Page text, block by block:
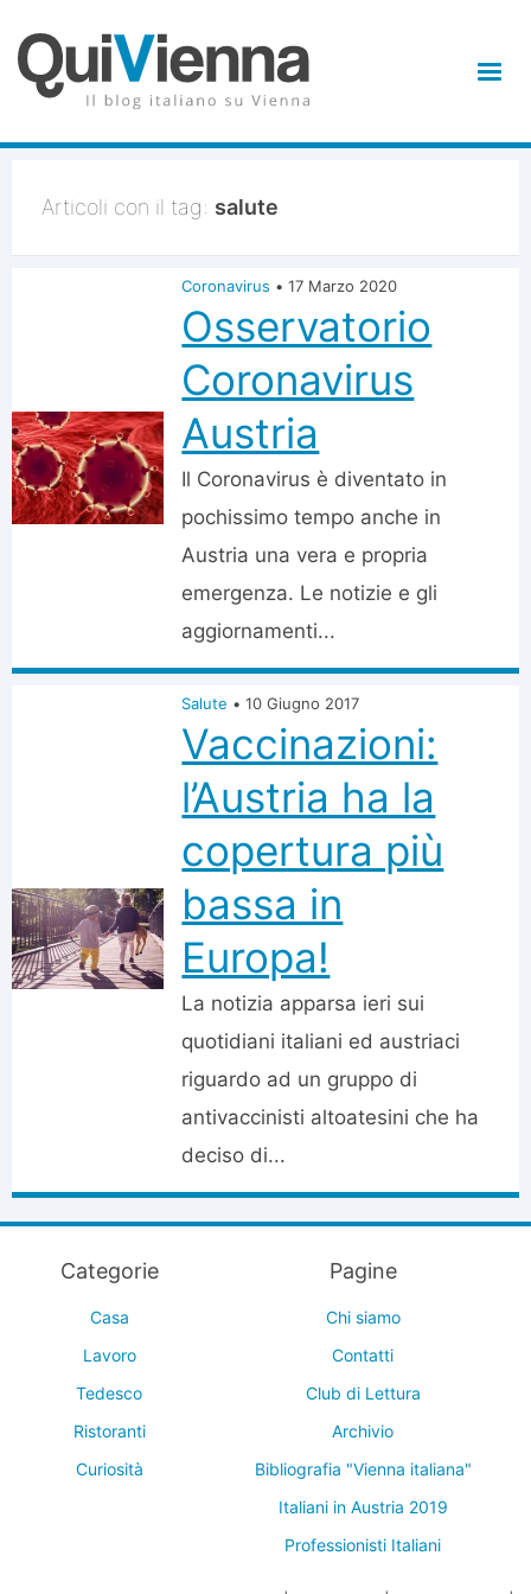
Articoli con il tag: salute
Coronavirus • 17 Marzo 2020
Osservatorio
Coronavirus
Austria
Il Coronavirus è diventato in
pochissimo tempo anche in
Austria una vera e propria
emergenza. Le notizie e gli
aggiornamenti...
Salute • 10 Giugno 2017
Vaccinazioni:
l’Austria ha la
copertura più
bassa in
Europa!
La notizia apparsa ieri sui
quotidiani italiani ed austriaci
riguardo ad un gruppo di
antivaccinisti altoatesini che ha
deciso di...
Categorie
Casa
Lavoro
Tedesco
Ristoranti
Curiosità
Pagine
Chi siamo
Contatti
Club di Lettura
Archivio
Bibliografia "Vienna italiana"
Italiani in Austria 2019
Professionisti Italiani